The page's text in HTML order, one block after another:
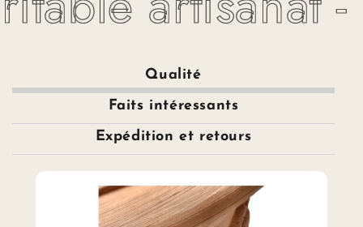
Qualité
Faits intéressants
Expédition et retours